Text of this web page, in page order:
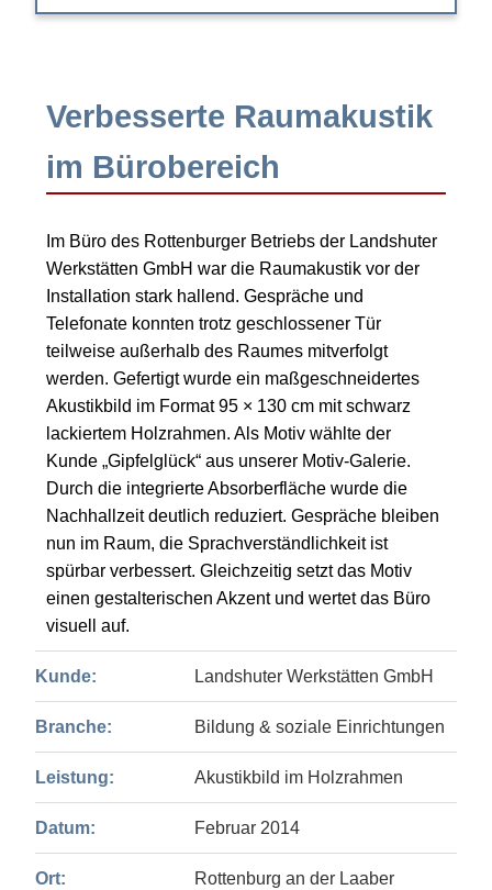
Kunde: Landshuter Werkstätten GmbH
Branche: Bildung & soziale Einrichtungen
Leistung: Akustikbild im Holzrahmen
Datum: Februar 2014
Ort: Rottenburg an der Laaber
Verbesserte Raumakustik
im Bürobereich
Im Büro des Rottenburger Betriebs der Landshuter
Werkstätten GmbH war die Raumakustik vor der
Installation stark hallend. Gespräche und
Telefonate konnten trotz geschlossener Tür
teilweise außerhalb des Raumes mitverfolgt
werden. Gefertigt wurde ein maßgeschneidertes
Akustikbild im Format 95 × 130 cm mit schwarz
lackiertem Holzrahmen. Als Motiv wählte der
Kunde „Gipfelglück“ aus unserer Motiv-Galerie.
Durch die integrierte Absorberfläche wurde die
Nachhallzeit deutlich reduziert. Gespräche bleiben
nun im Raum, die Sprachverständlichkeit ist
spürbar verbessert. Gleichzeitig setzt das Motiv
einen gestalterischen Akzent und wertet das Büro
visuell auf.